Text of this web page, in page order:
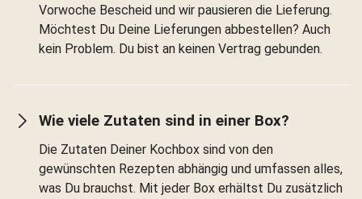
Vorwoche Bescheid und wir pausieren die Lieferung.
Möchtest Du Deine Lieferungen abbestellen? Auch
kein Problem. Du bist an keinen Vertrag gebunden.
Wie viele Zutaten sind in einer Box?
Die Zutaten Deiner Kochbox sind von den
gewünschten Rezepten abhängig und umfassen alles,
was Du brauchst. Mit jeder Box erhältst Du zusätzlich